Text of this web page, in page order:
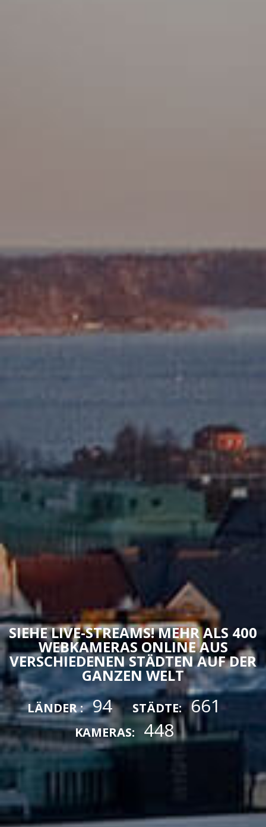
SIEHE LIVE-STREAMS! MEHR ALS 400
WEBKAMERAS ONLINE AUS
VERSCHIEDENEN STÄDTEN AUF DER
GANZEN WELT
LÄNDER : 94 STÄDTE: 661
KAMERAS: 448